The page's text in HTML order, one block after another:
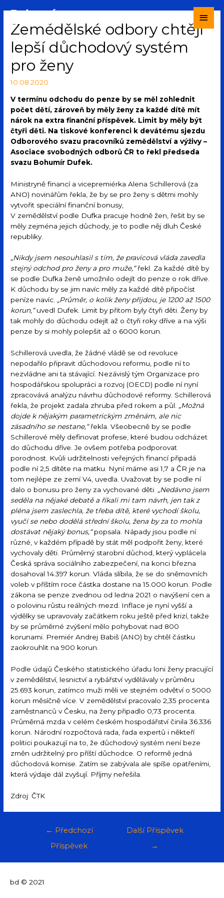
Zemědělské odbory chtějí
lepší důchodový systém
pro ženy
10.08.2020
V termínu odchodu do penze by se měl zohlednit
počet dětí, zároveň by měly ženy za každé dítě mít
nárok na extra finanční příspěvek. Limit by měly být
čtyři děti. Na tiskové konferenci k devátému sjezdu
Odborového svazu pracovníků zemědělství a výživy –
Asociace svobodných odborů ČR to řekl předseda
svazu Bohumír Dufek.
Ministryně financí a vicepremiérka Alena Schillerová (za
ANO) novinářům řekla, že by se pro ženy s dětmi mohly
vytvořit speciální finanční bonusy,
V zemědělství podle Dufka pracuje hodně žen, řešit by se
měly zejména jejich důchody, je to podle něj dluh České
republiky.
„Nikdy jsem nesouhlasil s tím, že pravicová vláda zavedla
stejný odchod pro ženy a pro muže,“řekl. Za každé dítě by
se podle Dufka ženě umožnilo odejít do penze o rok dříve.
K důchodu by se jim navíc měly za každé dítě připočíst
peníze navíc. „Průměr, o kolik ženy přijdou, je 1200 až 1500
korun,“uvedl Dufek. Limit by přitom byly čtyři děti. Ženy by
tak mohly do důchodu odejít až o čtyři roky dříve a na výši
penze by si mohly polepšit až o 6000 korun.
Schillerová uvedla, že žádné vládě se od revoluce
nepodařilo připravit důchodovou reformu, podle ní to
nezvládne ani ta stávající. Nezávislý tým Organizace pro
hospodářskou spolupráci a rozvoj (OECD) podle ní nyní
zpracovává analýzu návrhu důchodové reformy. Schillerová
řekla, že projekt zadala zhruba před rokem a půl. „Možná
dojde k nějakým parametrickým změnám, ale nic
zásadního se nestane,“řekla. Všeobecně by se podle
Schillerové měly definovat profese, které budou odcházet
do důchodu dříve. Je ovšem potřeba podporovat
porodnost. Kvůli udržitelnosti veřejných financí připadá
podle ní 2,5 dítěte na matku. Nyní máme asi 1,7 a ČR je na
tom nejlépe ze zemí V4, uvedla. Uvažovat by se podle ní
dalo o bonusu pro ženy za vychované děti. „Nedávno jsem
seděla na nějaké debatě a říkali mi tam návrh, jen tak z
pléna jsem zaslechla, že třeba dítě, které vychodí školu,
vyučí se nebo dodělá střední školu, žena by za to mohla
dostávat nějaký bonus,“popsala. Nápady jsou podle ní
různé, v každém případě by stát měl podpořit ženy, které
vychovaly děti. Průměrný starobní důchod, který vyplácela
Česká správa sociálního zabezpečení, na konci března
dosahoval 14.397 korun. Vláda slíbila, že se do sněmovních
voleb v příštím roce částka dostane na 15.000 korun. Podle
zákona se penze zvednou od ledna 2021 o navýšení cen a
o polovinu růstu reálných mezd. Inflace je nyní vyšší a
výdělky se upravovaly začátkem roku ještě před krizí, takže
by se průměrné zvýšení mělo pohybovat nad 800
korunami. Premiér Andrej Babiš (ANO) by chtěl částku
zaokrouhlit na 900 korun.
Podle údajů Českého statistického úřadu loni ženy pracující
v zemědělství, lesnictví a rybářství vydělávaly v průměru
25.693 korun, zatímco muži měli ve stejném odvětví o 5000
korun měsíčně více. V zemědělství pracovalo 2,35 procenta
zaměstnanců v Česku, na ženy připadlo 0,73 procenta.
Průměrná mzda v celém českém hospodářství činila 36.336
korun. Národní rozpočtová rada, řada expertů i někteří
politici poukazují na to, že důchodový systém není beze
změn udržitelný pro příští důchodce. O reformě jedná
důchodová komise. Zatím se zabývala ale spíše opatřeními,
která výdaje dál zvyšují. Příjmy neřešila.
Zdroj: ČTK
← Předchozí
Příspěvek
Další Příspěvek
→
bd © 2021